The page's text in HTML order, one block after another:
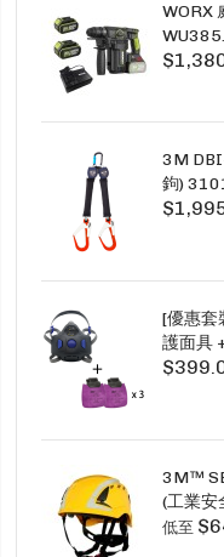
WORX
3M
鉤)
1.5M
[優惠
護面具
3M™
(工業
低至